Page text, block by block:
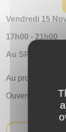
Vendredi 15
17h00 - 21h00
Au SPOT, 23
Au programme :
Ouvert à tous